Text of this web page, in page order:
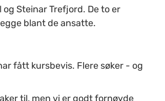
Steinar Trefjord. De to er
blant de ansatte.
fått kursbevis. Flere søker - og
til, men vi er godt fornøyde